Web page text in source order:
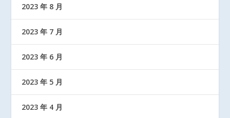
2023 年 8 月
2023 年 7 月
2023 年 6 月
2023 年 5 月
2023 年 4 月